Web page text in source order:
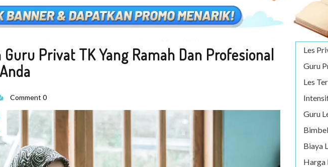
Privat TK Yang Ramah Dan Profesional
Comment 0
Les
Guru
Les
Guru
Biaya
Harga